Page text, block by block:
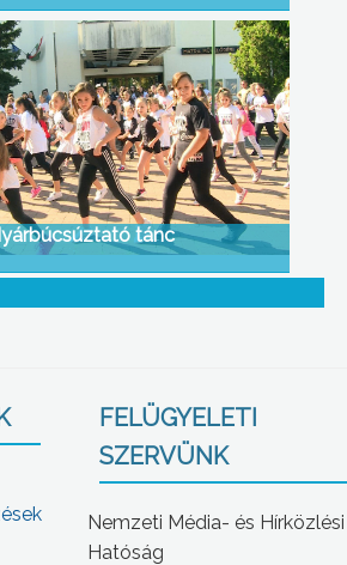
tánc
FELÜGYELETI
SZERVÜNK
Nemzeti Média- és Hírközlési
Hatóság